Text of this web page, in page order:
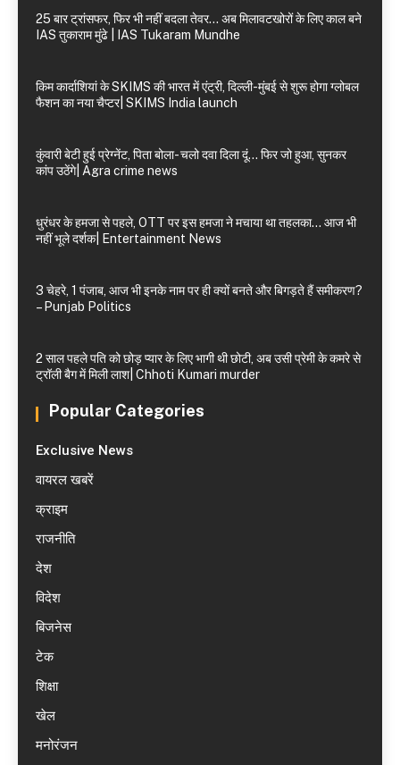
25 बार ट्रांसफर, फिर भी नहीं बदला तेवर… अब मिलावटखोरों के लिए काल बने
IAS तुकाराम मुंढे | IAS Tukaram Mundhe
किम कार्दाशियां के SKIMS की भारत में एंट्री, दिल्ली-मुंबई से शुरू होगा ग्लोबल
फैशन का नया चैप्टर| SKIMS India launch
कुंवारी बेटी हुई प्रेग्नेंट, पिता बोला- चलो दवा दिला दूं… फिर जो हुआ, सुनकर
कांप उठेंगे| Agra crime news
धुरंधर के हमजा से पहले, OTT पर इस हमजा ने मचाया था तहलका… आज भी
नहीं भूले दर्शक| Entertainment News
3 चेहरे, 1 पंजाब, आज भी इनके नाम पर ही क्यों बनते और बिगड़ते हैं समीकरण?
– Punjab Politics
2 साल पहले पति को छोड़ प्यार के लिए भागी थी छोटी, अब उसी प्रेमी के कमरे से
ट्रॉली बैग में मिली लाश| Chhoti Kumari murder
Popular Categories
Exclusive News
वायरल खबरें
क्राइम
राजनीति
देश
विदेश
बिजनेस
टेक
शिक्षा
खेल
मनोरंजन